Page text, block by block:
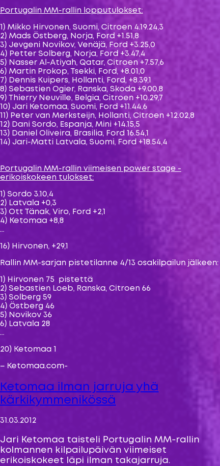
Portugalin MM-rallin lopputulokset:
1) Mikko Hirvonen, Suomi, Citroen 4.19.24,3
2) Mads Östberg, Norja, Ford +1.51,8
3) Jevgeni Novikov, Venäjä, Ford +3.25,0
4) Petter Solberg, Norja, Ford +3.47,4
5) Nasser Al-Atiyah, Qatar, Citroen +7.57,6
6) Martin Prokop, Tsekki, Ford, +8.01,0
7) Dennis Kuipers, Hollanti, Ford, +8.39,1
8) Sebastien Ogier, Ranska, Skoda +9.00,8
9) Thierry Neuville, Belgia, Citroen +10.29,7
10) Jari Ketomaa, Suomi, Ford +11.44,6
11) Peter van Merksteijn, Hollanti, Citroen +12.02,8
12) Dani Sordo, Espanja, Mini +14.15,5
13) Daniel Oliveira, Brasilia, Ford 16.54,1
14) Jari-Matti Latvala, Suomi, Ford +18.54,4
Portugalin MM-rallin viimeisen power stage -
erikoiskokeen tulokset:
1) Sordo 3.10,4
2) Latvala +0,3
3) Ott Tänak, Viro, Ford +2,1
4) Ketomaa +8,8
…
16) Hirvonen, +29,1
Rallin MM-sarjan pistetilanne 4/13 osakilpailun jälkeen:
1) Hirvonen 75 pistettä
2) Sebastien Loeb, Ranska, Citroen 66
3) Solberg 59
4) Östberg 46
5) Novikov 36
6) Latvala 28
…
20) Ketomaa 1
– Ketomaa.com-
Ketomaa ilman jarruja yhä
kärkikymmenikössä
31.03.2012
Jari Ketomaa taisteli Portugalin MM-rallin
kolmannen kilpailupäivän viimeiset
erikoiskokeet läpi ilman takajarruja.